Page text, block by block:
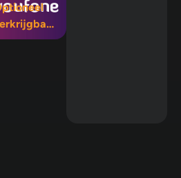
Mix 5, Mix